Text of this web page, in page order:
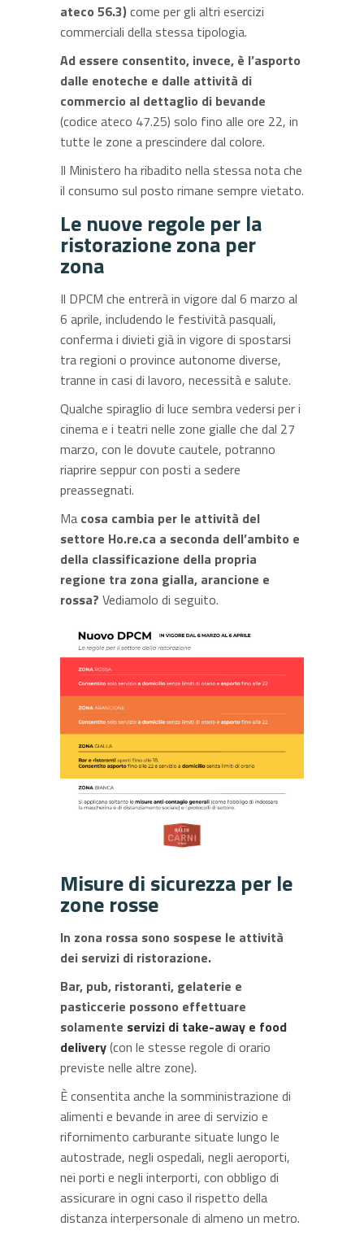
ateco 56.3)come per gli altri esercizi
commerciali della stessa tipologia.
Ad essere consentito, invece, è l’asporto
dalle enoteche e dalle attività di
commercio al dettaglio di bevande
(codice ateco 47.25) solo fino alle ore 22, in
tutte le zone a prescindere dal colore.
Il Ministero ha ribadito nella stessa nota che
il consumo sul posto rimane sempre vietato.
Le nuove regole per la
ristorazione zona per
zona
Il DPCM che entrerà in vigore dal 6 marzo al
6 aprile, includendo le festività pasquali,
conferma i divieti già in vigore di spostarsi
tra regioni o province autonome diverse,
tranne in casi di lavoro, necessità e salute.
Qualche spiraglio di luce sembra vedersi per i
cinema e i teatri nelle zone gialle che dal 27
marzo, con le dovute cautele, potranno
riaprire seppur con posti a sedere
preassegnati.
Ma cosa cambia per le attività del
settore Ho.re.ca a seconda dell’ambito e
della classificazione della propria
regione tra zona gialla, arancione e
rossa? Vediamolo di seguito.
Misure di sicurezza per le
zone rosse
In zona rossa sono sospese le attività
dei servizi di ristorazione.
Bar, pub, ristoranti, gelaterie e
pasticcerie possono effettuare
solamente servizi di take-away e food
delivery(con le stesse regole di orario
previste nelle altre zone).
È consentita anche la somministrazione di
alimenti e bevande in aree di servizio e
rifornimento carburante situate lungo le
autostrade, negli ospedali, negli aeroporti,
nei porti e negli interporti, con obbligo di
assicurare in ogni caso il rispetto della
distanza interpersonale di almeno un metro.